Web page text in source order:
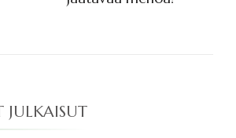
JULKAISUT